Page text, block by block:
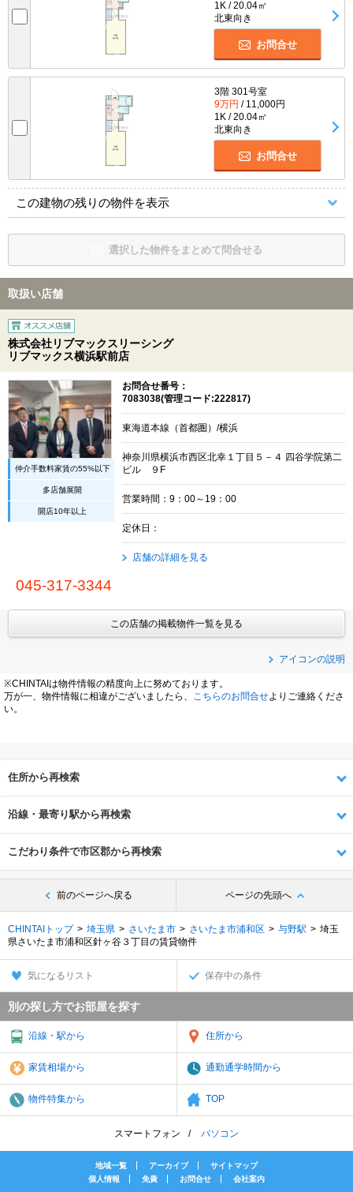
1K / 20.04㎡
北東向き
お問合せ
3階 301号室
9万円 / 11,000円
1K / 20.04㎡
北東向き
お問合せ
この建物の残りの物件を表示
選択した物件をまとめて問合せる
取扱い店舗
株式会社リブマックスリーシング
リブマックス横浜駅前店
仲介手数料家賃の55%以下
多店舗展開
開店10年以上
お問合せ番号：
7083038(管理コード:222817)
東海道本線（首都圏）/横浜
神奈川県横浜市西区北幸１丁目５－４ 四谷学院第二
ビル ９F
営業時間：9：00～19：00
定休日：
店舗の詳細を見る
045-317-3344
この店舗の掲載物件一覧を見る
アイコンの説明
※CHINTAIは物件情報の精度向上に努めております。
万が一、物件情報に相違がございましたら、
こちらのお問合せよりご連絡くださ
い。
住所から再検索
沿線・最寄り駅から再検索
こだわり条件で市区郡から再検索
前のページへ戻る ページの先頭へ
CHINTAIトップ 埼玉県 さいたま市 さいたま市浦和区 与野駅
埼玉
県さいたま市浦和区針ヶ谷３丁目の賃貸物件
気になるリスト 保存中の条件
別の探し方でお部屋を探す
沿線・駅から 住所から
家賃相場から 通勤通学時間から
物件特集から TOP
スマートフォン パソコン
地域一覧 アーカイブ
サイトマップ
個人情報
免責 お問合せ 会社案内